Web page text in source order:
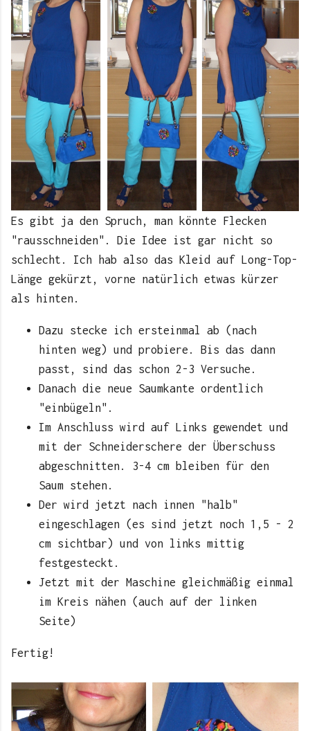
Es gibt ja den Spruch, man könnte Flecken
"rausschneiden". Die Idee ist gar nicht so
schlecht. Ich hab also das Kleid auf Long-Top-
Länge gekürzt, vorne natürlich etwas kürzer
als hinten.
Dazu stecke ich ersteinmal ab (nach
hinten weg) und probiere. Bis das dann
passt, sind das schon 2-3 Versuche.
Danach die neue Saumkante ordentlich
"einbügeln".
Im Anschluss wird auf Links gewendet und
mit der Schneiderschere der Überschuss
abgeschnitten. 3-4 cm bleiben für den
Saum stehen.
Der wird jetzt nach innen "halb"
eingeschlagen (es sind jetzt noch 1,5 - 2
cm sichtbar) und von links mittig
festgesteckt.
Jetzt mit der Maschine gleichmäßig einmal
im Kreis nähen (auch auf der linken
Seite)
Fertig!